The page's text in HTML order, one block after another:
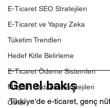
E-Ticaret SEO Stratejileri
E-Ticaret ve Yapay Zeka
Tüketim Trendleri
Hedef Kitle Belirleme
E-Ticaret Ödeme Sistemleri
Müşteri Sadakati Stratejileri
Other
Genel bakış
Türkiye'de e-ticaret, genç